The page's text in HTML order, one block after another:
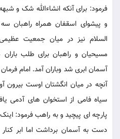
فرمود: برای آنکه انشاءالله شک و
و پیشوای اسقفان همراه راهبان
السلام نیز در میان جمعیت
مسیحیان و راهبان برای طلب
آسمان ابری شد وباران آمد. امام
آنچه در میان انگشتان اوست بیرون
سیاه فامی از استخوان های آدمی
پارچه ای پیچید و به راهب فرمود:
دست به آسمان برداشت اما ابر